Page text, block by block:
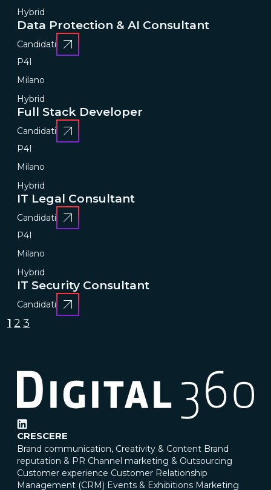
Hybrid
Data Protection & AI Consultant
Candidati
P4I
Milano
Hybrid
Full Stack Developer
Candidati
P4I
Milano
Hybrid
IT Legal Consultant
Candidati
P4I
Milano
Hybrid
IT Security Consultant
Candidati
1 2 3
CRESCERE
Brand communication, Creativity & Content Brand
reputation & PR Channel marketing & Outsourcing
Customer experience Customer Relationship
Management (CRM) Events & Exhibitions Marketing